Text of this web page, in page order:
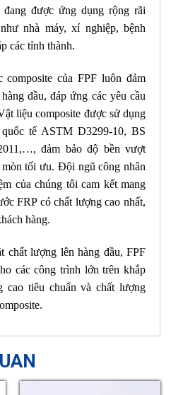
đang được ứng dụng rộng rãi
nhà máy, xí nghiệp, bệnh
các tỉnh thành.
composite của FPF luôn đảm
đầu, đáp ứng các yêu cầu
liệu composite được sử dụng
tế ASTM D3299-10, BS
đảm bảo độ bền vượt
tối ưu. Đội ngũ công nhân
của chúng tôi cam kết mang
FRP có chất lượng cao nhất,
hàng.
chất lượng lên hàng đầu, FPF
các công trình lớn trên khắp
cao tiêu chuẩn và chất lượng